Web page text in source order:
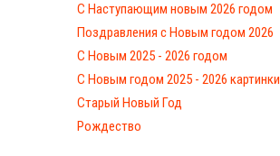
С Наступающим новым 2026 годом
Поздравления с Новым годом 2026
С Новым 2025 - 2026 годом
C Новым годом 2025 - 2026 картинки
Старый Новый Год
Рождество